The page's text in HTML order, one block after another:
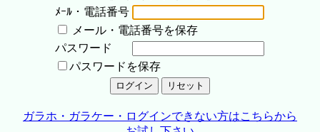
ﾒｰﾙ・電話番号
メール・電話番号を保存
パスワード
パスワードを保存
ガラホ・ガラケー・ログインできない方はこちらから